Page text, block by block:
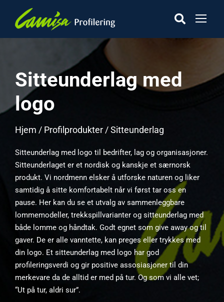
Sitteunderlag med
logo
Hjem / Profilprodukter / Sitteunderlag
Sitteunderlag med logo til bedrifter, lag og organisasjoner.
Sitteunderlaget er et nordisk og kanskje et særnorsk
produkt. Vi nordmenn elsker å utforske naturen og liker
samtidig å sitte komfortabelt når vi først tar oss en
pause. Her kan du se et utvalg av sammenleggbare
lommemodeller, trekkspillvarianter og sitteunderlag med
både lomme og håndtak. Godt egnet som give away og til
gaver. De er alle vanntette, kan preges eller trykkes med
din logo. Et sitteunderlag med logo har god
profileringsverdi og gir positive assosiasjoner til din
merkevare da de alltid er med på tur. Og som vi alle vet;
“Ut på tur, aldri sur”.